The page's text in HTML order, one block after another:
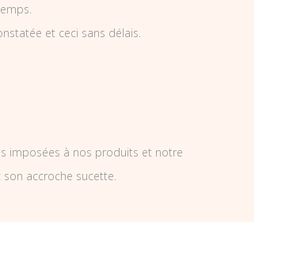
et ceci sans délais.
imposées à nos produits et notre
accroche sucette.